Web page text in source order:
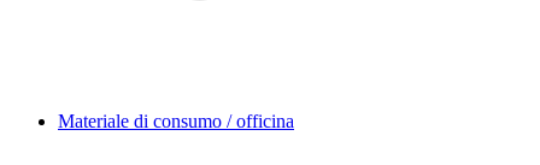
Materiale di consumo / officina